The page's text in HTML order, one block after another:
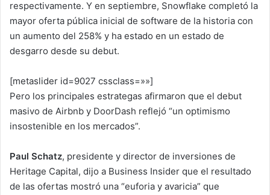
respectivamente. Y en septiembre, Snowflake completó la
mayor oferta pública inicial de software de la historia con
un aumento del 258% y ha estado en un estado de
desgarro desde su debut.
[metaslider id=9027 cssclass=»»]
Pero los principales estrategas afirmaron que el debut
masivo de Airbnb y DoorDash reflejó “un optimismo
insostenible en los mercados”.
Paul Schatz, presidente y director de inversiones de
Heritage Capital, dijo a Business Insider que el resultado
de las ofertas mostró una “euforia y avaricia” que